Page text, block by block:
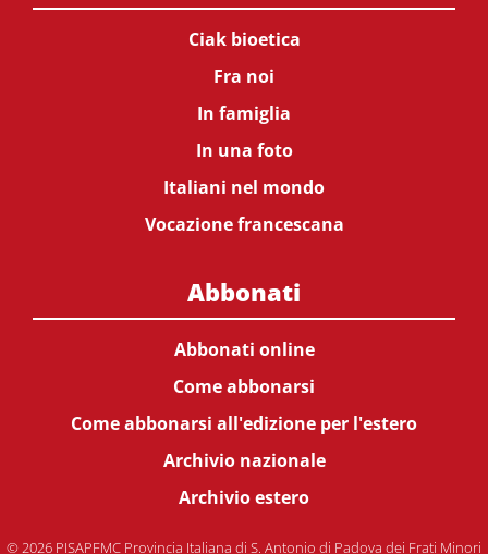
Ciak bioetica
Fra noi
In famiglia
In una foto
Italiani nel mondo
Vocazione francescana
Abbonati
Abbonati online
Come abbonarsi
Come abbonarsi all'edizione per l'estero
Archivio nazionale
Archivio estero
© 2026 PISAPFMC Provincia Italiana di S. Antonio di Padova dei Frati Minori